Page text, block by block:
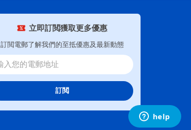
立即訂閲獲取更多優惠
訂閲電郵了解我們的至抵優惠及最新動態
訂閲